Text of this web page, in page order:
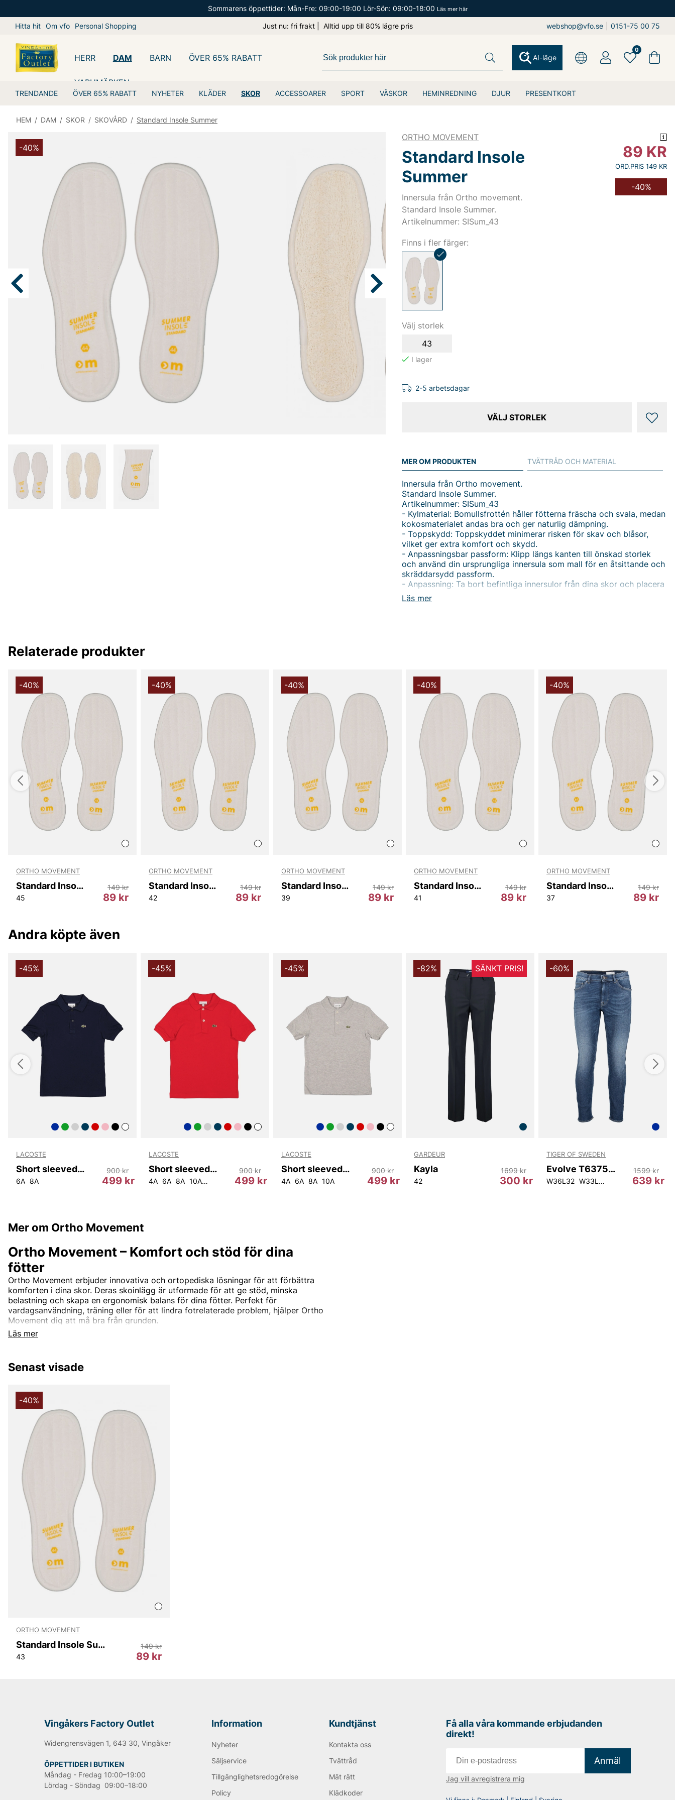
Sommarens öppettider: Mån-Fre: 09:00-19:00 Lör-Sön: 09:00-18:00 Läs mer här
Hitta hit Om vfo Personal Shopping Just nu: fri frakt | Alltid upp till 80% lägre pris webshop@vfo.se 0151-75 00 75
HERR DAM
TRENDANDE ÖVER 65% RABATT NYHETER KLÄDER SKOR ACCESSOARER SPORT VÄSKOR HEMINREDNING DJUR PRESENTKORT
BARN ÖVER 65% RABATT
VARUMÄRKEN
AI-läge
0
HEM / DAM / SKOR / SKOVÅRD / Standard Insole Summer
-40%
ORTHO MOVEMENT
Standard Insole
Summer
Innersula från Ortho movement.
Standard Insole Summer.
Artikelnummer: SISum_43
89 KR
ORD.PRIS 149 KR
-40%
Finns i fler färger:
Välj storlek
43
2-5 arbetsdagar
VÄLJ STORLEK
MER OM PRODUKTEN
Läs mer
Innersula från Ortho movement.
Standard Insole Summer.
Artikelnummer: SISum_43
- Kylmaterial: Bomullsfrottén håller fötterna fräscha och svala, medan
kokosmaterialet andas bra och ger naturlig dämpning.
- Toppskydd: Toppskyddet minimerar risken för skav och blåsor,
vilket ger extra komfort och skydd.
- Anpassningsbar passform: Klipp längs kanten till önskad storlek
och använd din ursprungliga innersula som mall för en åtsittande och
skräddarsydd passform.
- Anpassning: Ta bort befintliga innersulor från dina skor och placera
din nya Summer Insole Standard från OM för att säkerställa rätt
storlek. Om det behövs, trimma med sax. Öka gradvis användningen
Vingåker.Läs mer på
TVÄTTRÅD OCH MATERIAL
Relaterade produkter
-40%
ORTHO MOVEMENT
Standard Insole Summer
45 89 kr
149 kr
-40%
ORTHO MOVEMENT
Standard Insole Summer
42 89 kr
149 kr
-40%
ORTHO MOVEMENT
Standard Insole Summer
39 89 kr
149 kr
-40%
ORTHO MOVEMENT
Standard Insole Summer
41 89 kr
149 kr
-40%
ORTHO MOVEMENT
Standard Insole Summer
37 89 kr
149 kr
Andra köpte även
-45%
LACOSTE
Short sleeved Ribbed Collar Shirt.
6A 8A 499 kr
900 kr
-45%
LACOSTE
Short sleeved Ribbed Collar Shirt.
4A 6A 8A 10A 12A 499 kr
900 kr
-45%
LACOSTE
Short sleeved Ribbed Collar Shirt.
4A 6A 8A 10A 499 kr
900 kr
-82% SÄNKT PRIS!
GARDEUR
Kayla
42 300 kr
1699 kr
-60%
TIGER OF SWEDEN
Evolve T63757 21F
W36L32 W33L34 W34L34 W36L34
639 kr
1599 kr
Mer om Ortho Movement
Läs mer
Ortho Movement – Komfort och stöd för dina
fötter
Ortho Movement erbjuder innovativa och ortopediska lösningar för att förbättra
komforten i dina skor. Deras skoinlägg är utformade för att ge stöd, minska
belastning och skapa en ergonomisk balans för dina fötter. Perfekt för
vardagsanvändning, träning eller för att lindra fotrelaterade problem, hjälper Ortho
Movement dig att må bra från grunden.
Senast visade
-40%
ORTHO MOVEMENT
Standard Insole Summer
43 89 kr
149 kr
Vingåkers Factory Outlet
Widengrensvägen 1, 643 30, Vingåker
ÖPPETTIDER I BUTIKEN
Måndag - Fredag 10:00–19:00
Lördag - Söndag 09:00–18:00
Information
Nyheter
Säljservice
Tillgänglighetsredogörelse
Policy
Kundtjänst
Kontakta oss
Tvättråd
Mät rätt
Klädkoder
Få alla våra kommande erbjudanden
direkt!
Anmäl
Jag vill avregistrera mig